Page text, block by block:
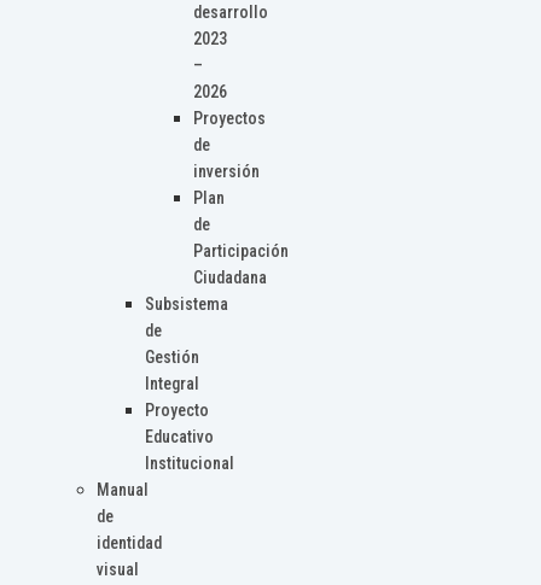
desarrollo
2023
–
2026
Proyectos
de
inversión
Plan
de
Participación
Ciudadana
Subsistema
de
Gestión
Integral
Proyecto
Educativo
Institucional
Manual
de
identidad
visual